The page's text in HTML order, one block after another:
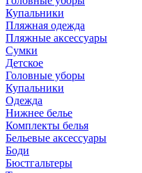
Купальники
Пляжная одежда
Пляжные аксессуары
Сумки
Детское
Головные уборы
Купальники
Одежда
Нижнее белье
Комплекты белья
Бельевые аксессуары
Боди
Бюстгальтеры